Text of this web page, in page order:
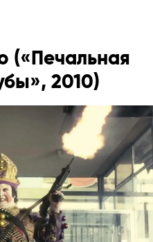
(«Печальная
2010)